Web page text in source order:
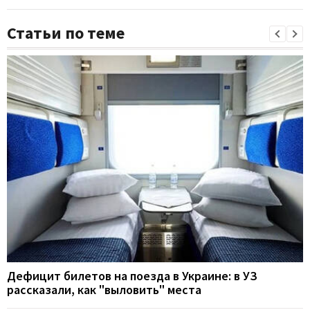
Статьи по теме
Дефицит билетов на поезда в Украине: в УЗ
рассказали, как "выловить" места